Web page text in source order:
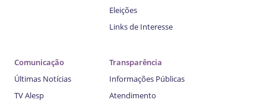
Eleições
Links de Interesse
Comunicação
Últimas Notícias
TV Alesp
Transparência
Informações Públicas
Atendimento